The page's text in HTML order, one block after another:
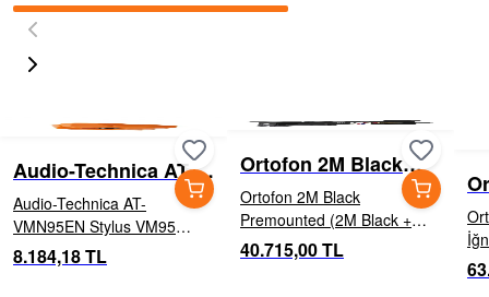
Audio-Technica AT-
VMN95EN Stylus
Audio-Technica AT-
VMN95EN Stylus VM95
serisi Eliptik Nude yedek
iğne Alüminyum cantilever
8.184,18 TL
Ortofon 2M Black
Premounted (2M
Black + SH-4 Black)
Ortofon 2M Black
Premounted (2M Black +
SH-4 Black) 2M Black,
serinin amiral gemisidir ve
40.715,00 TL
İğnesi